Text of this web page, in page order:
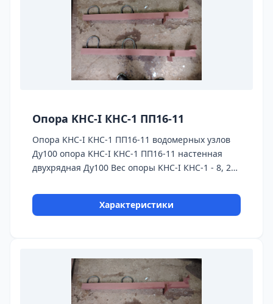
Опора KHC-I КНС-1 ПП16-11
Опора KHC-I КНС-1 ПП16-11 водомерных узлов
Ду100 опора KHC-I КНС-1 ПП16-11 настенная
двухрядная Ду100 Вес опоры KHC-I КНС-1 - 8, 24
качества,сертификаты на используемые
материалы и предоставляется Гарантия 24
Характеристики